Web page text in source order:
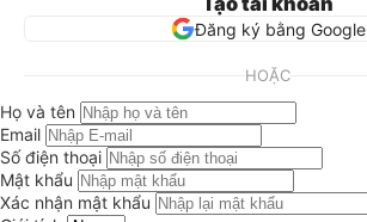
Đăng ký bằng Google
HOẶC
Họ và tên
Email
Số điện thoại
Mật khẩu
Xác nhận mật khẩu